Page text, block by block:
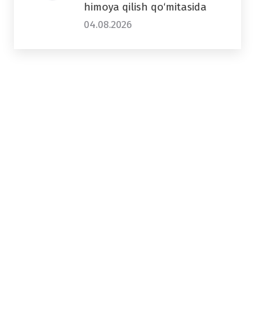
himoya qilish qo‘mitasida
04.08.2026